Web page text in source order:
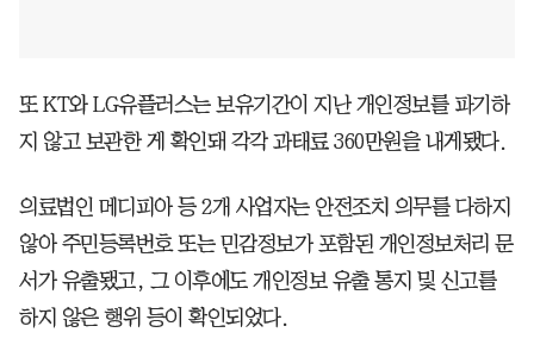
또 KT와 LG유플러스는 보유기간이 지난 개인정보를 파기하
지 않고 보관한 게 확인돼 각각 과태료 360만원을 내게됐다.
의료법인 메디피아 등 2개 사업자는 안전조치 의무를 다하지
않아 주민등록번호 또는 민감정보가 포함된 개인정보처리 문
서가 유출됐고, 그 이후에도 개인정보 유출 통지 및 신고를
하지 않은 행위 등이 확인되었다.